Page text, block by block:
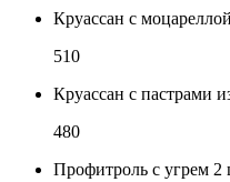
Круассан с
510
Круассан с пастрами
480
Профитроль с угрем 2